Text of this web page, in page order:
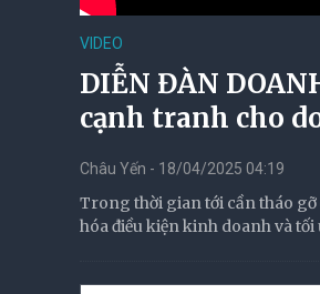
VIDEO
DIỄN ĐÀN
cạnh tranh cho
Châu Yến - 18/04/2025 04:19
Trong thời gian tới cần tháo gỡ
hóa điều kiện kinh doanh và